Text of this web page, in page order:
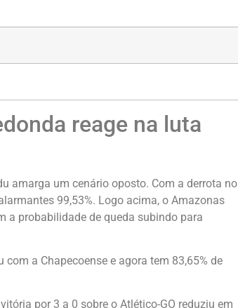
reage na luta
amarga um cenário oposto. Com a derrota no
99,53%. Logo acima, o Amazonas
a probabilidade de queda subindo para
a Chapecoense e agora tem 83,65% de
por 3 a 0 sobre o Atlético-GO reduziu em